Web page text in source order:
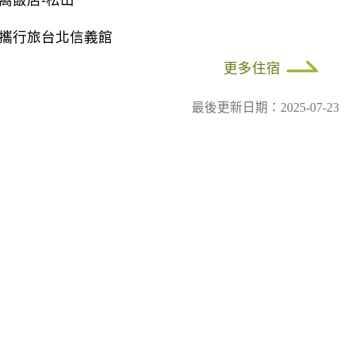
行旅台北信義館
更多住宿
最後更新日期：2025-07-23